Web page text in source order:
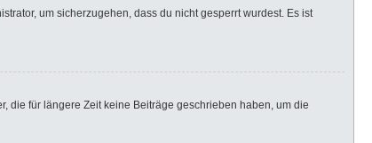
um sicherzugehen, dass du nicht gesperrt wurdest. Es ist
die für längere Zeit keine Beiträge geschrieben haben, um die